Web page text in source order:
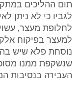
תום ההליכים
לגביו כי לא ניתן
לחלופת מעצר,
למעצר בפיקוח
נוסחת פלא שיש
שנשקפת ממנו
העבירה בנסיבות